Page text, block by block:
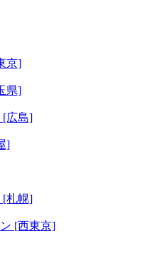
京]
県]
[広島]
]
[札幌]
[西東京]